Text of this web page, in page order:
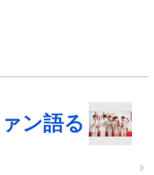
ン語る